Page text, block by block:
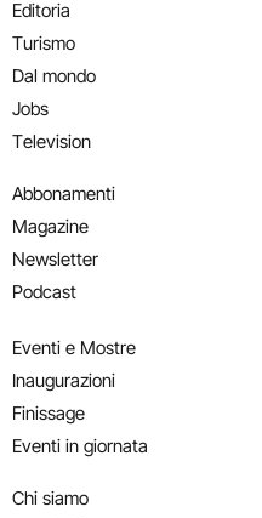
Editoria
Turismo
Dal mondo
Jobs
Television
Abbonamenti
Magazine
Newsletter
Podcast
Eventi e Mostre
Inaugurazioni
Finissage
Eventi in giornata
Chi siamo